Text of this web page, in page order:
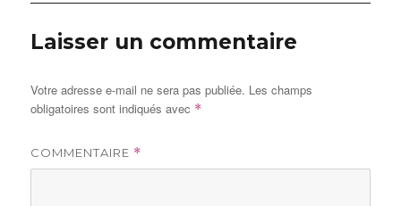
Laisser un commentaire
Votre adresse e-mail ne sera pas publiée. Les champs
obligatoires sont indiqués avec *
COMMENTAIRE *